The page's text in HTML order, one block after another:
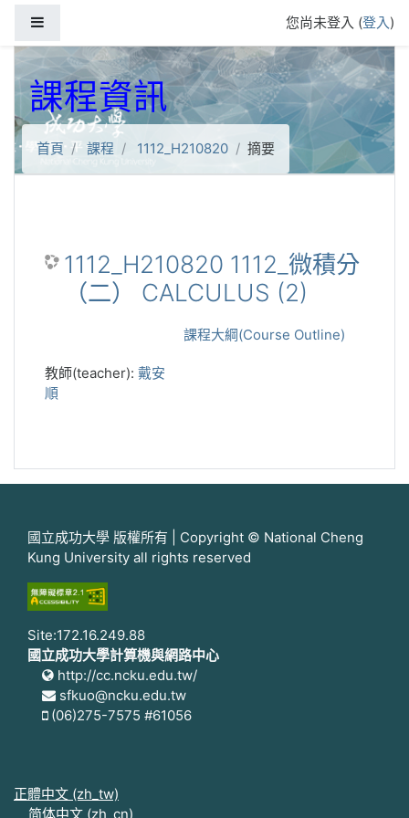
您尚未登入 (登入)
課程資訊
首頁 課程 1112_H210820 摘要
1112_H210820 1112_微積分
（二） CALCULUS (2)
課程大綱(Course Outline)
教師(teacher): 戴安
順
國立成功大學 版權所有 | Copyright © National Cheng
Kung University all rights reserved
Site:172.16.249.88
國立成功大學計算機與網路中心
http://cc.ncku.edu.tw/
sfkuo@ncku.edu.tw
(06)275-7575 #61056
正體中文 ‎(zh_tw)‎
简体中文 ‎(zh_cn)‎